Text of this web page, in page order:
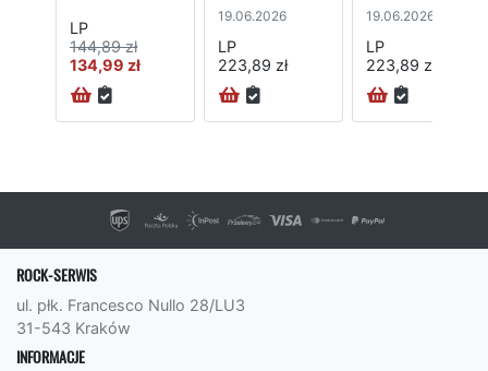
LP
144,89 zł
134,99 zł
19.06.2026
LP
223,89 zł
19.06.2026
LP
223,89 zł
ROCK-SERWIS
ul. płk. Francesco Nullo 28/LU3
31-543 Kraków
INFORMACJE